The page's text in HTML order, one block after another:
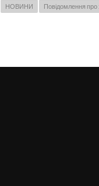
НОВИНИ Повідомлення про